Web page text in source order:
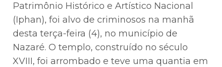
Patrimônio Histórico e Artístico Nacional
(Iphan), foi alvo de criminosos na manhã
desta terça-feira (4), no município de
Nazaré. O templo, construído no século
XVIII, foi arrombado e teve uma quantia em